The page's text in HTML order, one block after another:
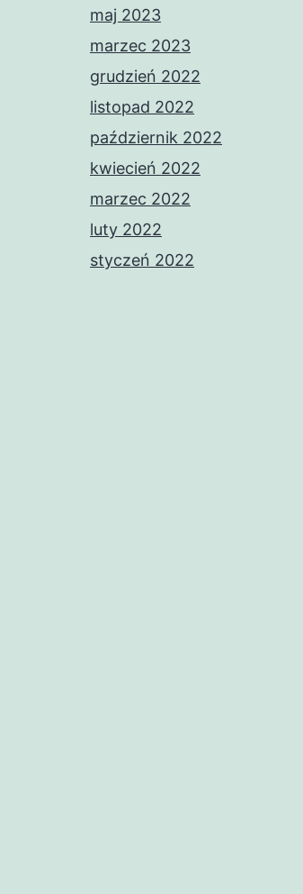
maj 2023
marzec 2023
grudzień 2022
listopad 2022
październik 2022
kwiecień 2022
marzec 2022
luty 2022
styczeń 2022